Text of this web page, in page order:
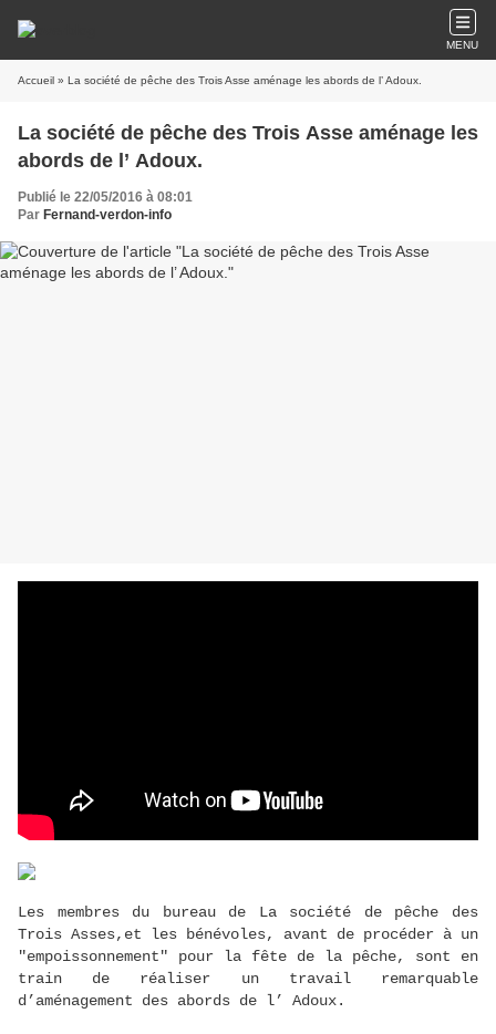
MENU
Accueil » La société de pêche des Trois Asse aménage les abords de l’ Adoux.
La société de pêche des Trois Asse aménage les
abords de l’ Adoux.
Publié le 22/05/2016 à 08:01
Par Fernand-verdon-info
Les membres du bureau de La société de pêche des
Trois Asses,et les bénévoles, avant de procéder à un
"empoissonnement" pour la fête de la pêche, sont en
train de réaliser un travail remarquable
d’aménagement des abords de l’ Adoux.